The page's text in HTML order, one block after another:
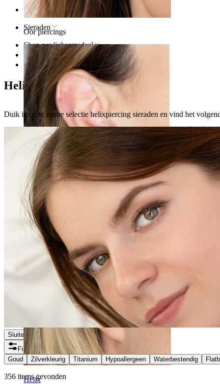
Oor piercings
Oorlel
Helix
Home
Sieraden
Shop per lichaamsdeel
Oor
Helix
Helixpiercing sieraden
Duik in onze ruime selectie helixpiercing sieraden en vind het
Sluiten
Filters
Goud
Zilverkleurig Titanium Hypoallergeen Waterbestendig
356 items gevonden